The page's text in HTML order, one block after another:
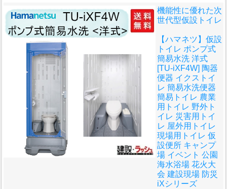
機能性に優れた次
世代型仮設トイレ
【ハマネツ】仮設
トイレ ポンプ式
簡易水洗 洋式
[TU-iXF4W] 陶器
便器 イクストイ
レ 簡易水洗便器
簡易トイレ 農業
用トイレ 野外ト
イレ 災害用トイ
レ 屋外用トイレ
現場用トイレ 仮
設便所 キャンプ
場 イベント 公園
海水浴場 花火大
会 建設現場 防災
iXシリーズ